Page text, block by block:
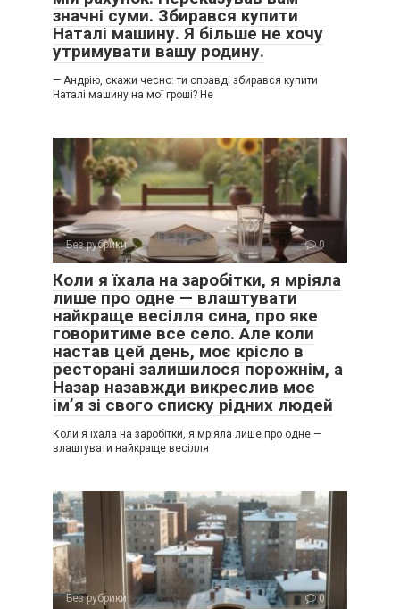
значні суми. Збирався купити
Наталі машину. Я більше не хочу
утримувати вашу родину.
— Андрію, скажи чесно: ти справді збирався купити
Наталі машину на мої гроші? Не
Без рубрики 0
Коли я їхала на заробітки, я мріяла
лише про одне — влаштувати
найкраще весілля сина, про яке
говоритиме все село. Але коли
настав цей день, моє крісло в
ресторані залишилося порожнім, а
Назар назавжди викреслив моє
ім’я зі свого списку рідних людей
Коли я їхала на заробітки, я мріяла лише про одне —
влаштувати найкраще весілля
Без рубрики 0